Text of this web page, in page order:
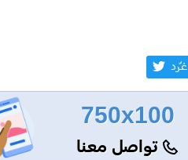
غـّرد
750x100
تواصل معنا